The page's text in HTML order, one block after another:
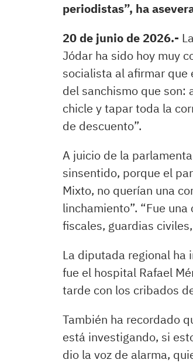
periodistas”, ha
20 de junio de 2026.-
Jódar ha sido hoy muy
socialista al afirmar que
del sanchismo que
chicle y tapar toda la
de descuento”.
A juicio de la
sinsentido, porque el
Mixto, no querían una
linchamiento”. “Fue
fiscales, guardias
La diputada regional ha
fue el hospital Rafael
tarde con los cribados
También ha recordado
está investigando, si
dio la voz de alarma,